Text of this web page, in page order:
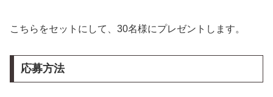
こちらをセットにして、30名様にプレゼントします。
応募方法